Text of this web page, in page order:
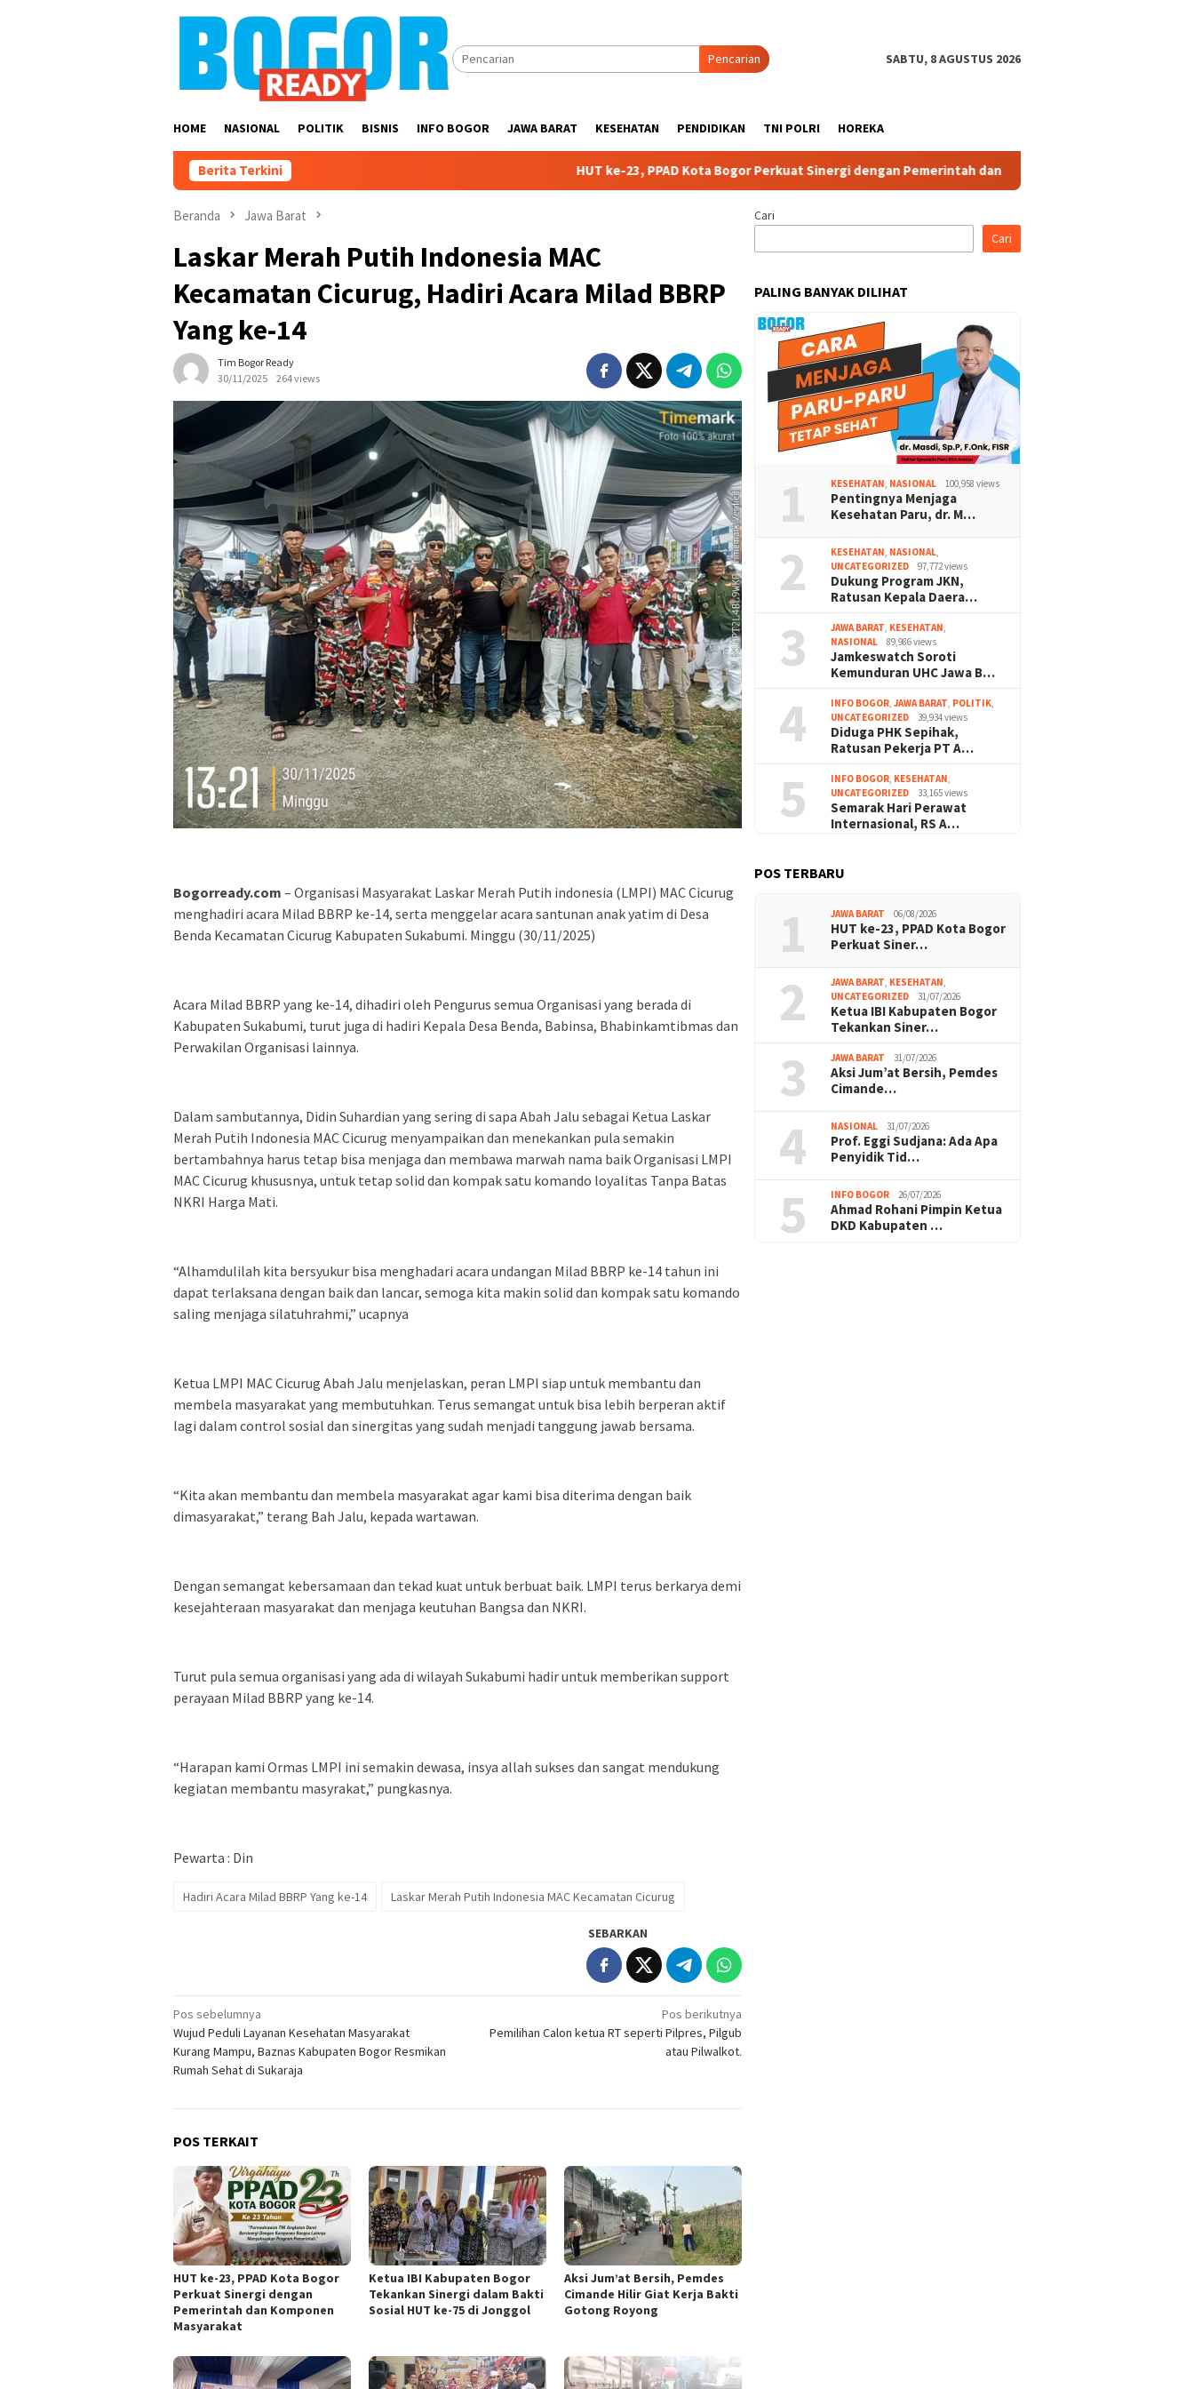
Pencarian SABTU, 8 AGUSTUS 2026
HOME NASIONAL POLITIK BISNIS INFO BOGOR JAWA BARAT KESEHATAN PENDIDIKAN TNI POLRI HOREKA
Berita Terkini HUT ke-23, PPAD Kota Bogor Perkuat Sinergi dengan Pemerintah dan Komponen Masyarakat
Beranda Jawa Barat
Laskar Merah Putih Indonesia MAC
Kecamatan Cicurug, Hadiri Acara Milad BBRP
Yang ke-14
Tim Bogor Ready
30/11/2025
264 views
Bogorready.com – Organisasi Masyarakat Laskar Merah Putih indonesia (LMPI) MAC Cicurug
menghadiri acara Milad BBRP ke-14, serta menggelar acara santunan anak yatim di Desa
Benda Kecamatan Cicurug Kabupaten Sukabumi. Minggu (30/11/2025)
Acara Milad BBRP yang ke-14, dihadiri oleh Pengurus semua Organisasi yang berada di
Kabupaten Sukabumi, turut juga di hadiri Kepala Desa Benda, Babinsa, Bhabinkamtibmas dan
Perwakilan Organisasi lainnya.
Dalam sambutannya, Didin Suhardian yang sering di sapa Abah Jalu sebagai Ketua Laskar
Merah Putih Indonesia MAC Cicurug menyampaikan dan menekankan pula semakin
bertambahnya harus tetap bisa menjaga dan membawa marwah nama baik Organisasi LMPI
MAC Cicurug khususnya, untuk tetap solid dan kompak satu komando loyalitas Tanpa Batas
NKRI Harga Mati.
“Alhamdulilah kita bersyukur bisa menghadari acara undangan Milad BBRP ke-14 tahun ini
dapat terlaksana dengan baik dan lancar, semoga kita makin solid dan kompak satu komando
saling menjaga silatuhrahmi,” ucapnya
Ketua LMPI MAC Cicurug Abah Jalu menjelaskan, peran LMPI siap untuk membantu dan
membela masyarakat yang membutuhkan. Terus semangat untuk bisa lebih berperan aktif
lagi dalam control sosial dan sinergitas yang sudah menjadi tanggung jawab bersama.
“Kita akan membantu dan membela masyarakat agar kami bisa diterima dengan baik
dimasyarakat,” terang Bah Jalu, kepada wartawan.
Dengan semangat kebersamaan dan tekad kuat untuk berbuat baik. LMPI terus berkarya demi
kesejahteraan masyarakat dan menjaga keutuhan Bangsa dan NKRI.
Turut pula semua organisasi yang ada di wilayah Sukabumi hadir untuk memberikan support
perayaan Milad BBRP yang ke-14.
“Harapan kami Ormas LMPI ini semakin dewasa, insya allah sukses dan sangat mendukung
kegiatan membantu masyrakat,” pungkasnya.
Pewarta : Din
Hadiri Acara Milad BBRP Yang ke-14 Laskar Merah Putih Indonesia MAC Kecamatan Cicurug
SEBARKAN
Navigasi
pos
Pos sebelumnya
Wujud Peduli Layanan Kesehatan Masyarakat
Kurang Mampu, Baznas Kabupaten Bogor Resmikan
Rumah Sehat di Sukaraja
Pos berikutnya
Pemilihan Calon ketua RT seperti Pilpres, Pilgub
atau Pilwalkot.
POS TERKAIT
HUT ke-23, PPAD Kota Bogor
Perkuat Sinergi dengan
Pemerintah dan Komponen
Masyarakat
Ketua IBI Kabupaten Bogor
Tekankan Sinergi dalam Bakti
Sosial HUT ke-75 di Jonggol
Aksi Jum’at Bersih, Pemdes
Cimande Hilir Giat Kerja Bakti
Gotong Royong
Cari
Cari
PALING BANYAK DILIHAT
1 KESEHATAN NASIONAL 100,958 views
Pentingnya Menjaga
Kesehatan Paru, dr. M…
2 KESEHATAN NASIONAL
UNCATEGORIZED
97,772 views
Dukung Program JKN,
Ratusan Kepala Daera…
3 JAWA BARAT KESEHATAN
NASIONAL
89,986 views
Jamkeswatch Soroti
Kemunduran UHC Jawa B…
4 INFO BOGOR ,JAWA BARAT POLITIK
UNCATEGORIZED
39,934 views
Diduga PHK Sepihak,
Ratusan Pekerja PT A…
5 INFO BOGOR KESEHATAN
UNCATEGORIZED
33,165 views
Semarak Hari Perawat
Internasional, RS A…
POS TERBARU
1 JAWA BARAT 06/08/2026
HUT ke-23, PPAD Kota Bogor
Perkuat Siner…
2 JAWA BARAT KESEHATAN
UNCATEGORIZED
31/07/2026
Ketua IBI Kabupaten Bogor
Tekankan Siner…
3 JAWA BARAT 31/07/2026
Aksi Jum’at Bersih, Pemdes
Cimande…
4 NASIONAL 31/07/2026
Prof. Eggi Sudjana: Ada Apa
Penyidik Tid…
5 INFO BOGOR 26/07/2026
Ahmad Rohani Pimpin Ketua
DKD Kabupaten …